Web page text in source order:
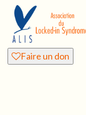
Faire un don